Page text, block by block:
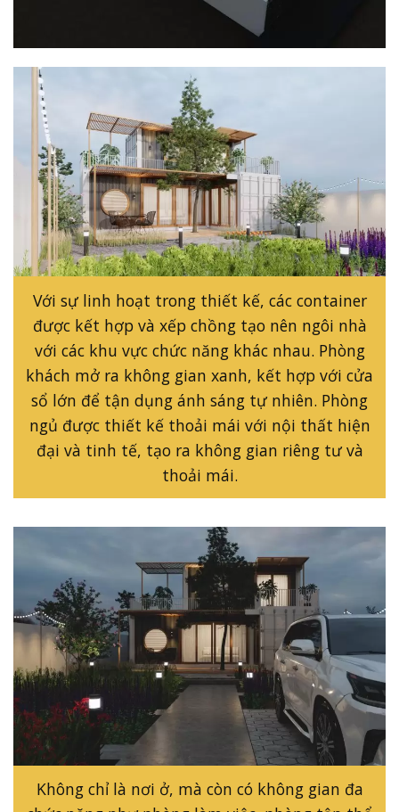
Với sự linh hoạt trong thiết kế, các container
được kết hợp và xếp chồng tạo nên ngôi nhà
với các khu vực chức năng khác nhau. Phòng
khách mở ra không gian xanh, kết hợp với cửa
sổ lớn để tận dụng ánh sáng tự nhiên. Phòng
ngủ được thiết kế thoải mái với nội thất hiện
đại và tinh tế, tạo ra không gian riêng tư và
thoải mái.
Không chỉ là nơi ở, mà còn có không gian đa